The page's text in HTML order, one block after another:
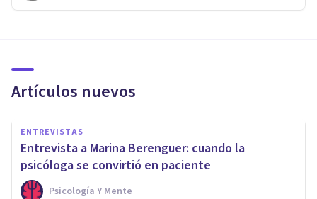
Artículos nuevos
ENTREVISTAS
Entrevista a Marina Berenguer: cuando la
psicóloga se convirtió en paciente
Psicología Y Mente